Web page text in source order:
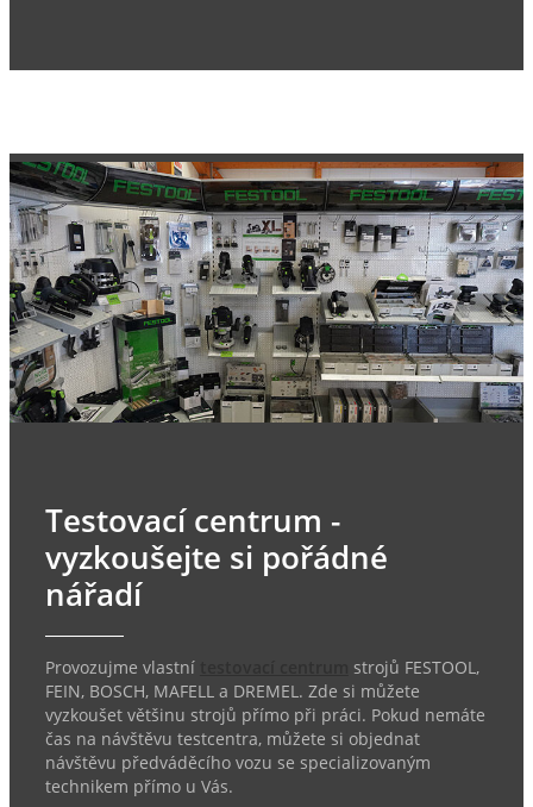
Testovací centrum -
vyzkoušejte si pořádné
nářadí
Provozujme vlastní
strojů FESTOOL,
FEIN, BOSCH, MAFELL a DREMEL. Zde si můžete
vyzkoušet většinu strojů přímo při práci. Pokud nemáte
čas na návštěvu testcentra, můžete si objednat
návštěvu předváděcího vozu se specializovaným
technikem přímo u Vás.